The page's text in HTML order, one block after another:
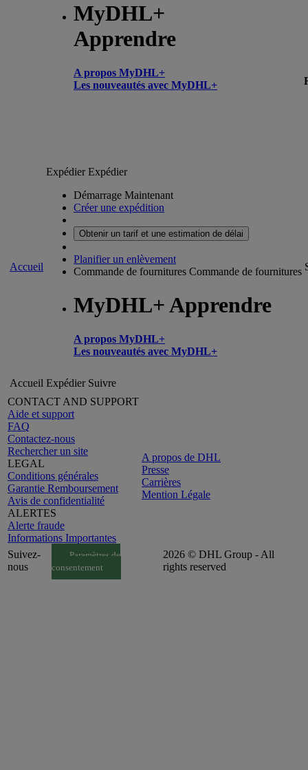
MyDHL+
Apprendre
A propos MyDHL+
Les nouveautés avec MyDHL+
Accueil
ExpédierExpédier
Démarrage Maintenant
Créer une expédition
Obtenir un tarif et une estimation de délai
Planifier un enlèvement
Commande de fournitures Commande de fournitures
MyDHL+ Apprendre
A propos MyDHL+
Les nouveautés avec MyDHL+
Accueil Expédier Suivre
CONTACT AND SUPPORT
Aide et support
FAQ
Contactez-nous
Rechercher un site
LEGAL
Conditions générales
Garantie Remboursement
Avis de confidentialité
ALERTES
Alerte fraude
Informations Importantes
A propos de DHL
Presse
Carrières
Mention Légale
Suivez-
nous
Paramètres de
consentement
2026 © DHL Group - All
rights reserved